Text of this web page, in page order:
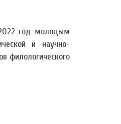
год молодым
и научно-
филологического